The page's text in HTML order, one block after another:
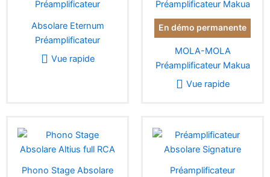
Absolare Eternum
Préamplificateur
Vue rapide
En démo permanente
MOLA-MOLA
Préamplificateur Makua
Vue rapide
Phono Stage Absolare
Préamplificateur